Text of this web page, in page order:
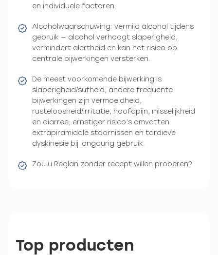
en individuele factoren.
Alcoholwaarschuwing: vermijd alcohol tijdens
gebruik — alcohol verhoogt slaperigheid,
vermindert alertheid en kan het risico op
centrale bijwerkingen versterken.
De meest voorkomende bijwerking is
slaperigheid/sufheid; andere frequente
bijwerkingen zijn vermoeidheid,
rusteloosheid/irritatie, hoofdpijn, misselijkheid
en diarree; ernstiger risico’s omvatten
extrapiramidale stoornissen en tardieve
dyskinesie bij langdurig gebruik.
Zou u Reglan zonder recept willen proberen?
Top producten